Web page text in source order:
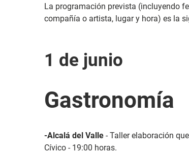
La programación prevista (incluyendo
compañía o artista, lugar y hora) es la
1 de junio
Gastronomía
-Alcalá del Valle - Taller elaboración
Cívico - 19:00 horas.